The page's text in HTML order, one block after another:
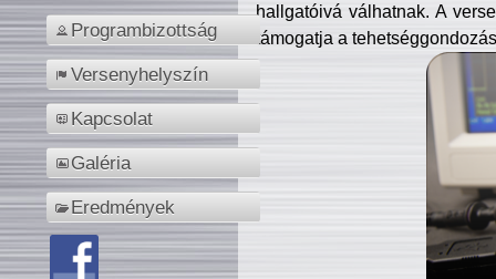
Programbizottság
Versenyhelyszín
Kapcsolat
Galéria
Eredmények
hallgatóivá válhatnak. A
támogatja a